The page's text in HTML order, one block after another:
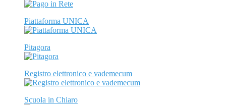
Piattaforma UNICA
Pitagora
Registro elettronico e vademecum
Scuola in Chiaro